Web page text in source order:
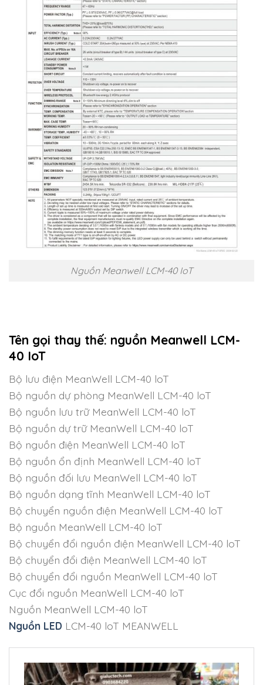
Nguồn Meanwell LCM-40 IoT
Tên gọi thay thế: nguồn Meanwell LCM-
40 IoT
Bộ lưu điện MeanWell LCM-40 loT
Bộ nguồn dự phòng MeanWell LCM-40 loT
Bộ nguồn lưu trữ MeanWell LCM-40 loT
Bộ nguồn dự trữ MeanWell LCM-40 loT
Bộ nguồn điện MeanWell LCM-40 loT
Bộ nguồn ổn định MeanWell LCM-40 loT
Bộ nguồn đối lưu MeanWell LCM-40 loT
Bộ nguồn dạng tĩnh MeanWell LCM-40 loT
Bộ chuyển nguồn điện MeanWell LCM-40 loT
Bộ nguồn MeanWell LCM-40 loT
Bộ chuyển đổi nguồn điện MeanWell LCM-40 loT
Bộ chuyển đổi điện MeanWell LCM-40 loT
Bộ chuyển đổi nguồn MeanWell LCM-40 loT
Cục đổi nguồn MeanWell LCM-40 loT
Nguồn MeanWell LCM-40 loT
Nguồn LED LCM-40 loT MEANWELL